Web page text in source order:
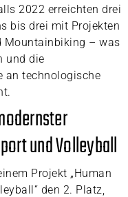
2022 erreichten drei
bis drei mit Projekten
Mountainbiking – was
und die
an technologische
und Volleyball
Projekt „Human
den 2. Platz,